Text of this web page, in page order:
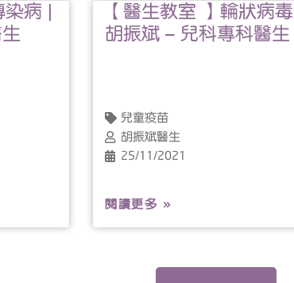
病 |
【醫生教室 】輪狀病毒 |
胡振斌 – 兒科專科醫生
兒童疫苗
胡振斌醫生
25/11/2021
閱讀更多 »